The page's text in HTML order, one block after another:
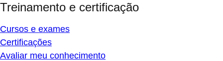
Treinamento e certificação
Cursos e exames
Certificações
Avaliar meu conhecimento